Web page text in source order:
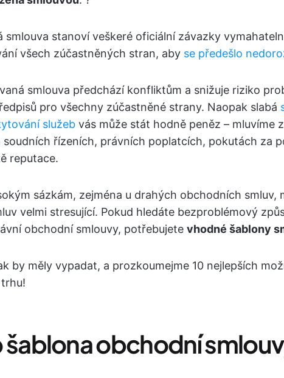
smlouva stanoví veškeré oficiální závazky
všech zúčastněných stran, aby se předešlo
smlouva předchází konfliktům a snižuje riziko
pro všechny zúčastněné strany. Naopak slabá
služeb vás může stát hodně peněz – mluvíme
řízeních, právních poplatcích, pokutách za
reputace.
sázkám, zejména u drahých obchodních smluv,
velmi stresující. Pokud hledáte bezproblémový
obchodní smlouvy, potřebujete vhodné šablony
by měly vypadat, a prozkoumejme 10 nejlepších
šablona obchodní